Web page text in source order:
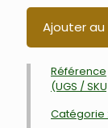
Ajouter
Référence
(UGS /
Catégorie :